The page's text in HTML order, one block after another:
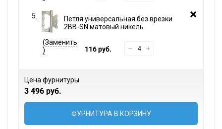
Петля универсальная без врезки
2BB-SN матовый никель
116 руб.
Цена фурнитуры
3 496 руб.
ФУРНИТУРА В КОРЗИНУ